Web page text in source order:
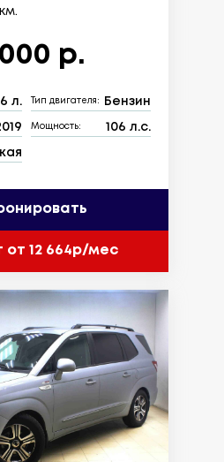
р.
л. Тип двигателя: Бензин
Мощность: 106 л.с.
от 12 664р/мес